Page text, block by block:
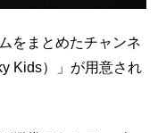
をまとめたチャンネ
Kids）」が用意され